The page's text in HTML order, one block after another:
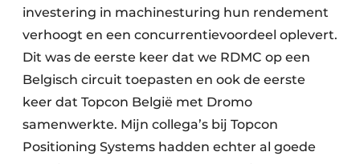
investering in machinesturing hun rendement
verhoogt en een concurrentievoordeel oplevert.
Dit was de eerste keer dat we RDMC op een
Belgisch circuit toepasten en ook de eerste
keer dat Topcon België met Dromo
samenwerkte. Mijn collega’s bij Topcon
Positioning Systems hadden echter al goede